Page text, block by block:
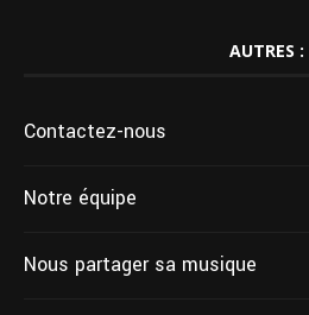
AUTRES :
Contactez-nous
Notre équipe
Nous partager sa musique